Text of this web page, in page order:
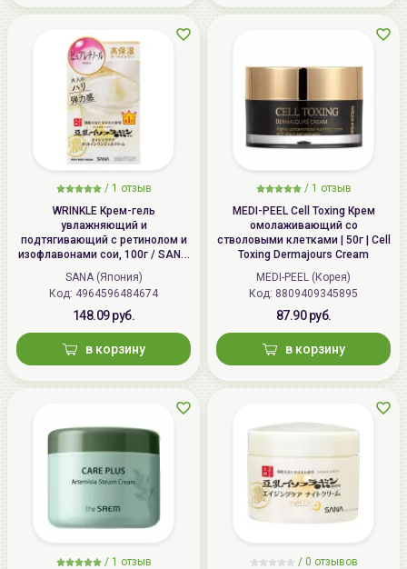
/ 1 отзыв
WRINKLE Крем-гель
увлажняющий и
подтягивающий с ретинолом и
изофлавонами сои, 100г / SANA
WRINKLE Gel Cream
SANA (Япония)
Код: 4964596484674
148.09 руб.
в корзину
/ 1 отзыв
MEDI-PEEL Cell Toxing Крем
омолаживающий со
стволовыми клетками | 50г | Cell
Toxing Dermajours Cream
MEDI-PEEL (Корея)
Код: 8809409345895
87.90 руб.
в корзину
/ 1 отзыв
/ 0 отзывов